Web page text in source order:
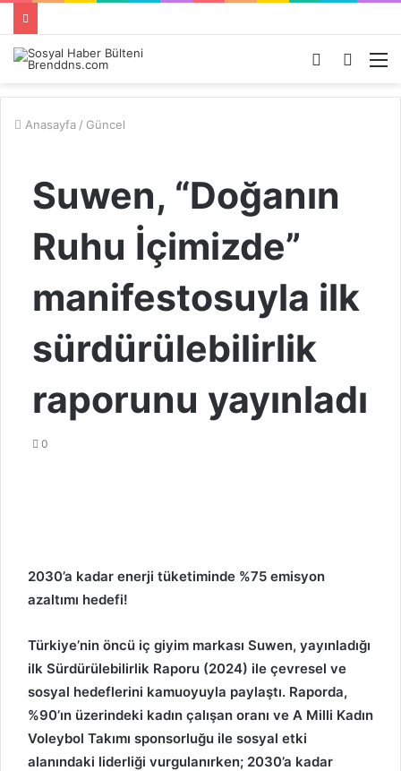
Arama
Kayıt
Anasayfa / Güncel
Suwen, “Doğanın
Ruhu İçimizde”
manifestosuyla ilk
sürdürülebilirlik
raporunu yayınladı
0
2030’a kadar enerji tüketiminde %75 emisyon
azaltımı hedefi!
Türkiye’nin öncü iç giyim markası Suwen, yayınladığı
ilk Sürdürülebilirlik Raporu (2024) ile çevresel ve
sosyal hedeflerini kamuoyuyla paylaştı. Raporda,
%90’ın üzerindeki kadın çalışan oranı ve A Milli Kadın
Voleybol Takımı sponsorluğu ile sosyal etki
alanındaki liderliği vurgulanırken; 2030’a kadar